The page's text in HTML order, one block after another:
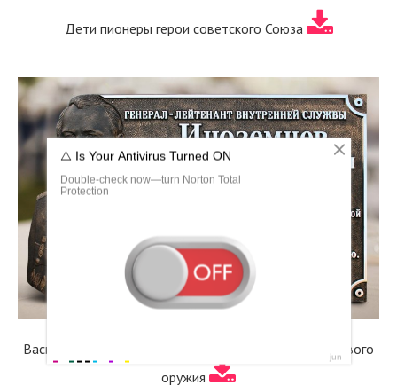
Дети пионеры герои советского Союза
Василий Алексеевич дегтярёв конструкторы стрелкового
оружия